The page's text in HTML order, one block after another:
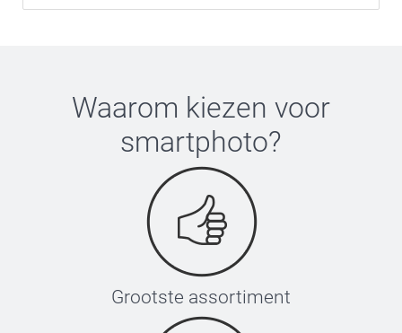
Waarom kiezen voor
smartphoto?
Grootste assortiment